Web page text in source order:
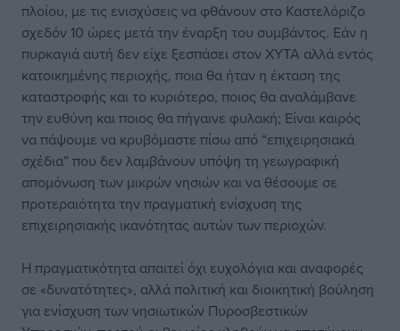
πλοίου, με τις ενισχύσεις να φθάνουν στο Καστελόριζο
σχεδόν 10 ώρες μετά την έναρξη του συμβάντος. Εάν η
πυρκαγιά αυτή δεν είχε ξεσπάσει στον ΧΥΤΑ αλλά εντός
κατοικημένης περιοχής, ποια θα ήταν η έκταση της
καταστροφής και το κυριότερο, ποιος θα αναλάμβανε
την ευθύνη και ποιος θα πήγαινε φυλακή; Είναι καιρός
να πάψουμε να κρυβόμαστε πίσω από “επιχειρησιακά
σχέδια” που δεν λαμβάνουν υπόψη τη γεωγραφική
απομόνωση των μικρών νησιών και να θέσουμε σε
προτεραιότητα την πραγματική ενίσχυση της
επιχειρησιακής ικανότητας αυτών των περιοχών.
Η πραγματικότητα απαιτεί όχι ευχολόγια και αναφορές
σε «δυνατότητες», αλλά πολιτική και διοικητική βούληση
για ενίσχυση των νησιωτικών Πυροσβεστικών